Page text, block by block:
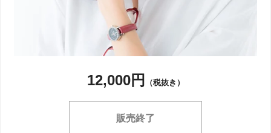
12,000円 （税抜き）
販売終了